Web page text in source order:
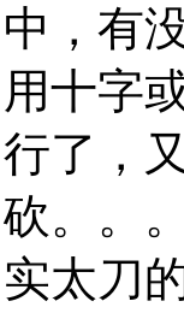
中，有
用十字
行了，
砍。。
实太刀